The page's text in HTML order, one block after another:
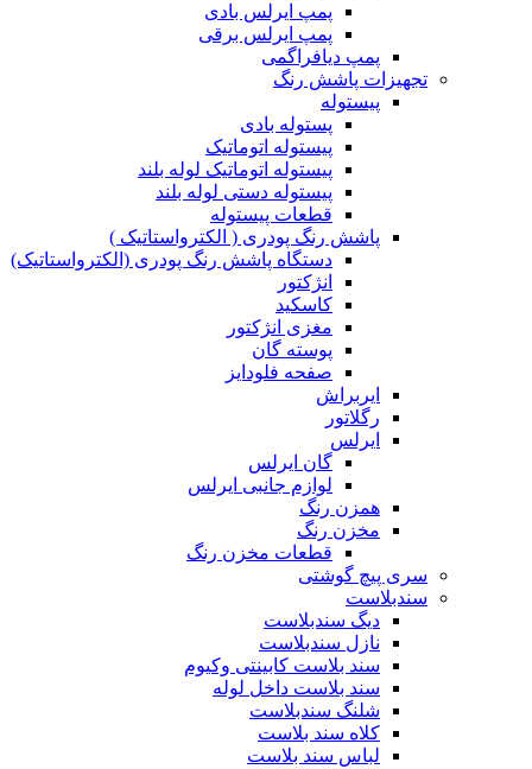
پمپ ایرلس بادی
پمپ ایرلس برقی
پمپ دیافراگمی
تجهیزات پاشش رنگ
پیستوله
پستوله بادی
پیستوله اتوماتیک
پیستوله اتوماتیک لوله بلند
پیستوله دستی لوله بلند
قطعات پیستوله
پاشش رنگ پودری ( الکترواستاتیک )
دستگاه پاشش رنگ پودری (الکترواستاتیک)
انژکتور
کاسکید
مغزی انژکتور
پوسته گان
صفحه فلودایز
ایربراش
رگلاتور
ایرلس
گان ایرلس
لوازم جانبی ایرلس
همزن رنگ
مخزن رنگ
قطعات مخزن رنگ
سری پیچ گوشتی
سندبلاست
دیگ سندبلاست
نازل سندبلاست
سند بلاست کابینتی وکیوم
سند بلاست داخل لوله
شلنگ سندبلاست
کلاه سند بلاست
لباس سند بلاست